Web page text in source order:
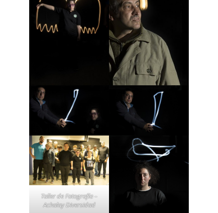
Taller de Fotografía –
Achalay Diversidad